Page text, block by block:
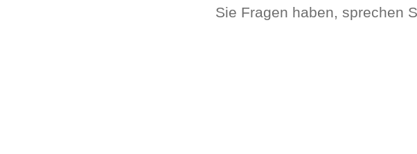
Sie Fragen haben, sprechen